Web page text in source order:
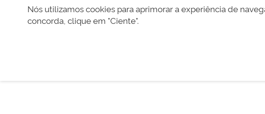
Nós utilizamos cookies para aprimorar a experiência de
concorda, clique em "Ciente".